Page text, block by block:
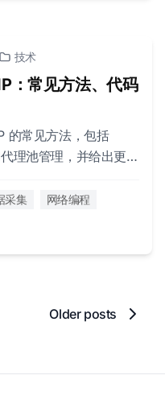
技术
：常见方法、代码
的常见方法，包括
理池管理，并给出更实
采集
网络编程
Older posts